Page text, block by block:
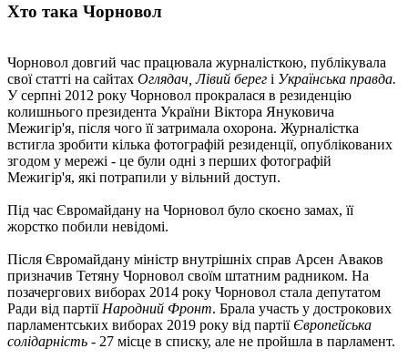
Хто така Чорновол
Чорновол довгий час працювала журналісткою, публікувала
свої статті на сайтах Оглядач, Лівий берег і Українська правда.
У серпні 2012 року Чорновол прокралася в резиденцію
колишнього президента України Віктора Януковича
Межигір'я, після чого її затримала охорона. Журналістка
встигла зробити кілька фотографій резиденції, опублікованих
згодом у мережі - це були одні з перших фотографій
Межигір'я, які потрапили у вільний доступ.
Під час Євромайдану на Чорновол було скоєно замах, її
жорстко побили невідомі.
Після Євромайдану міністр внутрішніх справ Арсен Аваков
призначив Тетяну Чорновол своїм штатним радником. На
позачергових виборах 2014 року Чорновол стала депутатом
Ради від партіїНародний Фронт. Брала участь у дострокових
парламентських виборах 2019 року від партії Європейська
солідарність - 27 місце в списку, але не пройшла в парламент.